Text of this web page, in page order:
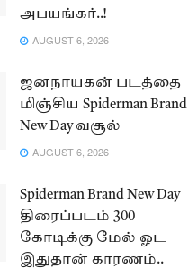
அபயங்கர்..!
AUGUST 6, 2026
ஜனநாயகன் படத்தை
மிஞ்சிய Spiderman Brand
New Day வசூல்
AUGUST 6, 2026
Spiderman Brand New Day
திரைப்படம் 300
கோடிக்கு மேல் ஓட
இதுதான் காரணம்..